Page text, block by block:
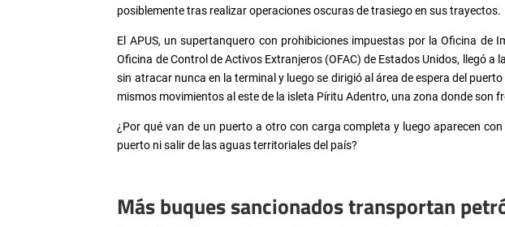
posiblemente tras realizar operaciones oscuras de trasiego en sus trayectos.
El APUS, un supertanquero con prohibiciones impuestas por la Oficina de
Oficina de Control de Activos Extranjeros (OFAC) de Estados Unidos, llegó
sin atracar nunca en la terminal y luego se dirigió al área de espera del
mismos movimientos al este de la isleta Píritu Adentro, una zona donde son
¿Por qué van de un puerto a otro con carga completa y luego aparecen
puerto ni salir de las aguas territoriales del país?
Más buques sancionados transportan